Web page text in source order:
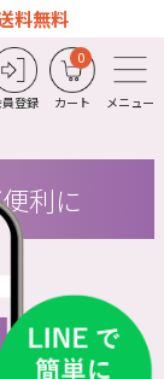
料無料
登録 カート
0
メニュー
利に
い物♪